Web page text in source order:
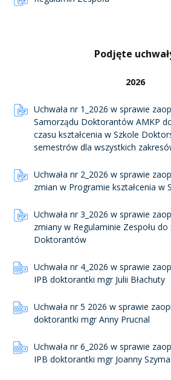
Podjęte
2026
Uchwała nr 1_2026 w sprawie
Samorządu Doktorantów AMKP
czasu kształcenia w Szkole
semestrów dla wszystkich
Uchwała nr 2_2026 w sprawie
zmian w Programie kształcenia w
Uchwała nr 3_2026 w sprawie
zmiany w Regulaminie Zespołu do
Doktorantów
Uchwała nr 4_2026 w sprawie
IPB doktorantki mgr Julii Błachuty
Uchwała nr 5 2026 w sprawie
doktorantki mgr Anny Prucnal
Uchwała nr 6_2026 w sprawie
IPB doktorantki mgr Joanny